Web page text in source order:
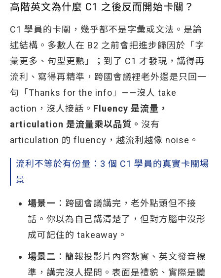
高階英文為什麼 C1 之後反而開始卡關？
C1 學員的卡關，幾乎都不是字彙或文法。是論
述結構。多數人在 B2 之前會把進步歸因於「字
彙更多、句型更熟」；到了 C1 才發現，講得再
流利、寫得再精準，跨國會議裡老外還是只回一
句「Thanks for the info」——沒人 take
action，沒人接話。 Fluency 是流量，
articulation 是流量乘以品質。 沒有
articulation 的 fluency，越流利越像 noise。
流利不等於有份量：3 個 C1 學員的真實卡關場
景
場景一 ：跨國會議講完，老外點頭但不接
話。你以為自己講清楚了，但對方腦中沒形
成可記住的 takeaway。
場景二 ：簡報投影片內容紮實、英文發音標
準，講完沒人提問。表面是禮貌、實際是聽